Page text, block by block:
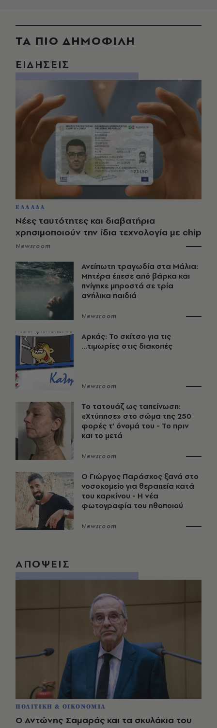
ΤΑ ΠΙΟ ΔΗΜΟΦΙΛΗ
ΕΙΔΗΣΕΙΣ
ΕΛΛΑΔΑ
Νέες ταυτότητες και διαβατήρια
χρησιμοποιούν την ίδια τεχνολογία με chip
Newsroom
Ανείπωτη τραγωδία στα Μάλια:
Μητέρα έπεσε από βάρκα και
πνίγηκε μπροστά σε τρία
ανήλικα παιδιά
Newsroom
Αρκάς: Το σκίτσο για τις
...τιμωρίες στις διακοπές
Newsroom
Το τατουάζ ως ταπείνωση:
«Χτύπησε» στο σώμα της 250
φορές τ’ όνομά του - Το πριν
και το μετά
Newsroom
O Γιώργος Παράσχος ξανά στο
νοσοκομείο για θεραπεία κατά
του καρκίνου - Η νέα
φωτογραφία του ηθοποιού
Newsroom
ΑΠΟΨΕΙΣ
ΠΟΛΙΤΙΚΗ & ΟΙΚΟΝΟΜΙΑ
Ο Αντώνης Σαμαράς και τα σκυλάκια του